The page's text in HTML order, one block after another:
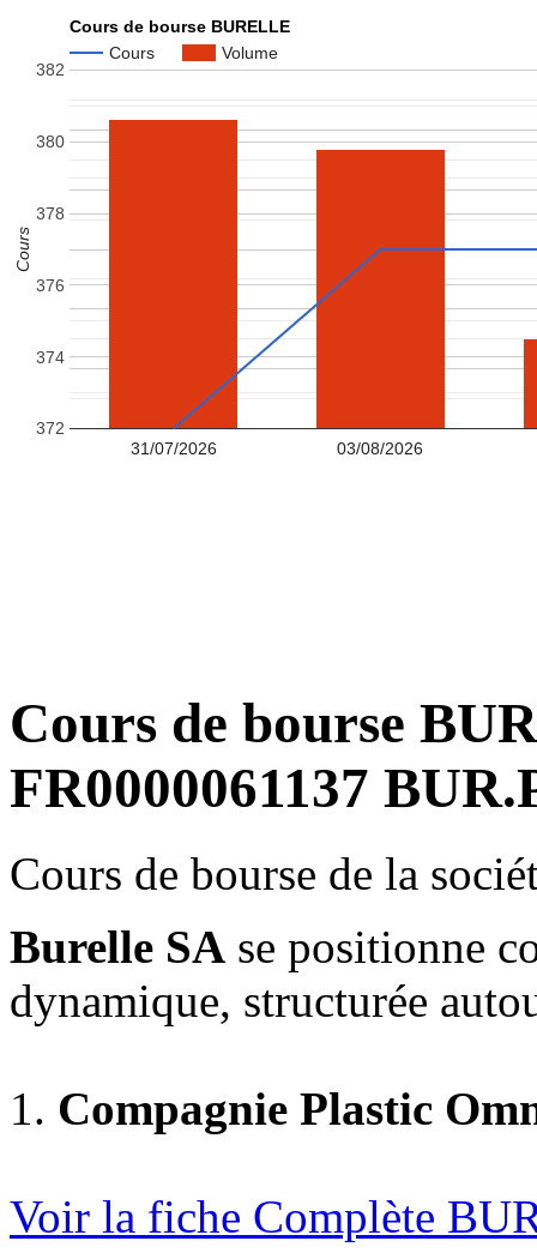
Cours de bourse BURELLE
Cours
Volume
31/07/2026 03/08/2026
372
374
376
378
380
382
Cours
Cours de bourse
FR0000061137
Cours de bourse de la
Burelle SA se positionne
dynamique, structurée
1. Compagnie Plastic
Voir la fiche Complète